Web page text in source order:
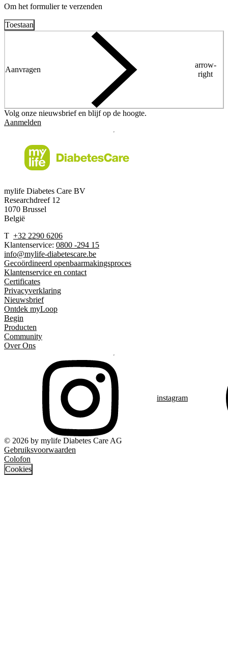
Om het formulier te verzenden
Toestaan
Aanvragen
arrow-
right
Volg onze nieuwsbrief en blijf op de hoogte.
Aanmelden
mylife Diabetes Care BV
Researchdreef 12
1070 Brussel
België
T +32 2290 6206
Klantenservice: 0800 -294 15
info@mylife-diabetescare.be
Gecoördineerd openbaarmakingsproces
Klantenservice en contact
Certificates
Privacyverklaring
Nieuwsbrief
Ontdek myLoop
Begin
Producten
Community
Over Ons
instagram
© 2026 by mylife Diabetes Care AG
Gebruiksvoorwaarden
Colofon
Cookies